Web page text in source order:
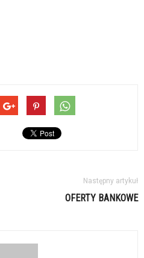
Następny artykuł
OFERTY BANKOWE